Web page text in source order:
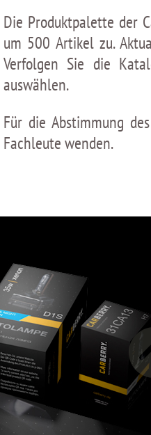
Die Produktpalette der
um 500 Artikel zu.
Verfolgen Sie die
auswählen.
Für die Abstimmung
Fachleute wenden.